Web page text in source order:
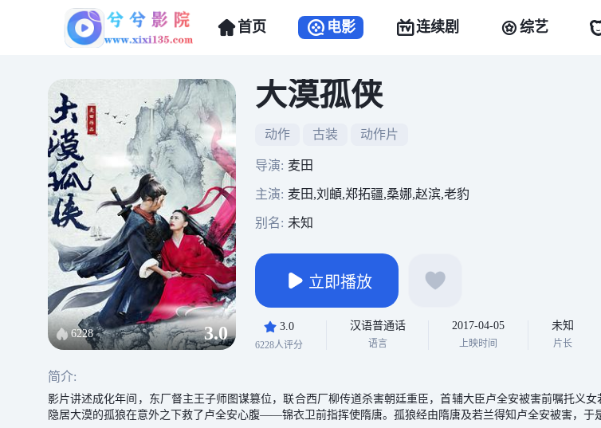
首页 电影 连续剧 综艺
6228 3.0
大漠孤侠
动作 古装 动作片
导演: 麦田
主演: 麦田,刘頔,郑拓疆,桑娜,赵滨,老豹
别名: 未知
立即播放
3.0
6228人评分
汉语普通话
语言
2017-04-05
上映时间
未知
片长
简介:
影片讲述成化年间，东厂督主王子师图谋篡位，联合西厂柳传道杀害朝廷重臣，首辅大臣卢全安被害前嘱托义
隐居大漠的孤狼在意外之下救了卢全安心腹——锦衣卫前指挥使隋唐。孤狼经由隋唐及若兰得知卢全安被害，于